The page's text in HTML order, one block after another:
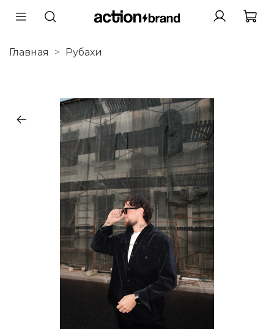
Главная Рубахи